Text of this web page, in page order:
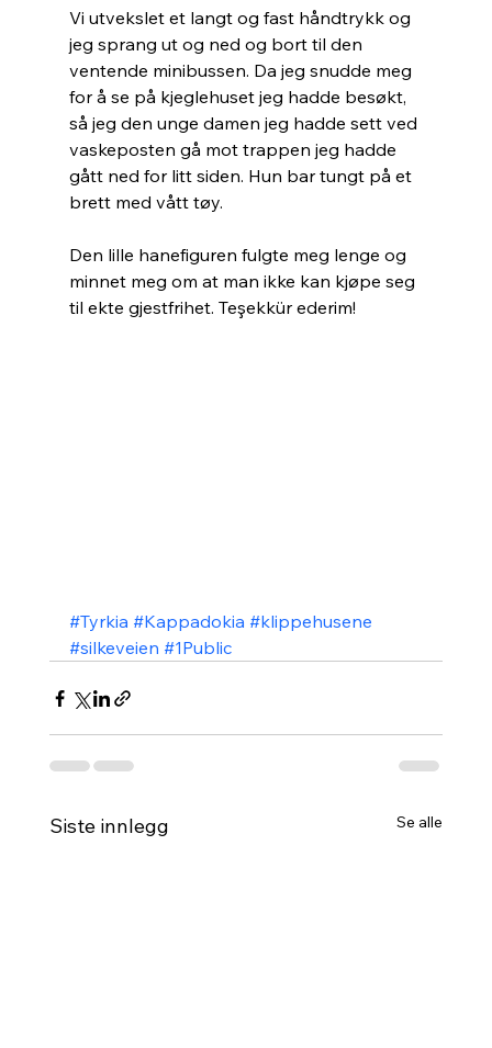
Vi utvekslet et langt og fast håndtrykk og
jeg sprang ut og ned og bort til den
ventende minibussen. Da jeg snudde meg
for å se på kjeglehuset jeg hadde besøkt,
så jeg den unge damen jeg hadde sett ved
vaskeposten gå mot trappen jeg hadde
gått ned for litt siden. Hun bar tungt på et
brett med vått tøy.
Den lille hanefiguren fulgte meg lenge og
minnet meg om at man ikke kan kjøpe seg
til ekte gjestfrihet. Teşekkür ederim!
#Tyrkia #Kappadokia #klippehusene
#silkeveien #1Public
Siste innlegg Se alle